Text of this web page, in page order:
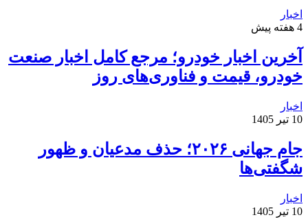
اخبار
4 هفته پیش
آخرین اخبار خودرو؛ مرجع کامل اخبار صنعت
خودرو، قیمت و فناوری‌های روز
اخبار
10 تیر 1405
جام جهانی ۲۰۲۶؛ حذف مدعیان و ظهور
شگفتی‌ها
اخبار
10 تیر 1405